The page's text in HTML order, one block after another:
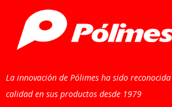
La innovación de Pólimes ha sido
calidad en sus productos desde 1979